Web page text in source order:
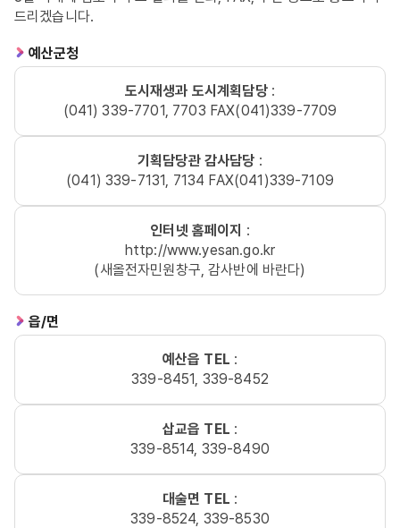
드리겠습니다.
예산군청
도시재생과 도시계획담당:
(041) 339-7701, 7703 FAX(041)339-7709
기획담당관 감사담당 :
(041) 339-7131, 7134 FAX(041)339-7109
인터넷 홈페이지 :
http://www.yesan.go.kr
(새올전자민원창구, 감사반에 바란다)
읍/면
예산읍 TEL :
339-8451, 339-8452
삽교읍 TEL :
339-8514, 339-8490
대술면 TEL :
339-8524, 339-8530